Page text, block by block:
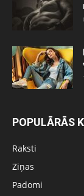
POPULĀRĀS
Raksti
Ziņas
Padomi